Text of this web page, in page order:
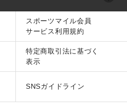
スポーツマイル会員
サービス利用規約
特定商取引法に基づく
表示
SNSガイドライン